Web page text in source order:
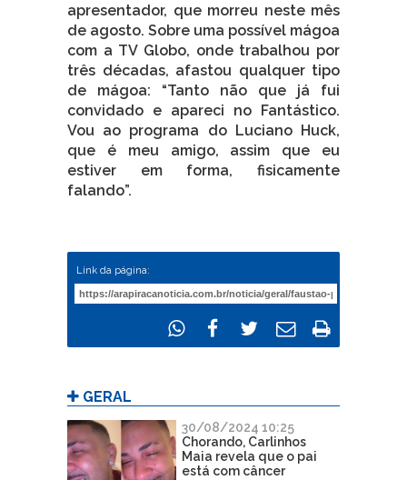
apresentador, que morreu neste mês
de agosto. Sobre uma possível mágoa
com a TV Globo, onde trabalhou por
três décadas, afastou qualquer tipo
de mágoa: “Tanto não que já fui
convidado e apareci no Fantástico.
Vou ao programa do Luciano Huck,
que é meu amigo, assim que eu
estiver em forma, fisicamente
falando”.
Link da página:
GERAL
30/08/2024 10:25
Chorando, Carlinhos
Maia revela que o pai
está com câncer